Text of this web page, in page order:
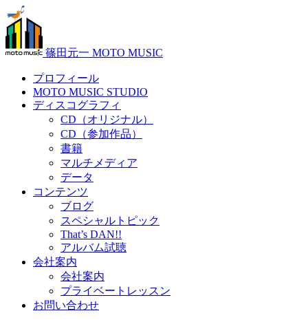
篠田元一 MOTO MUSIC
プロフィール
MOTO MUSIC STUDIO
ディスコグラフィ
CD（オリジナル）
CD（参加作品）
書籍
マルチメディア
データ
コンテンツ
ブログ
スペシャルトピック
That’s DAN!!
アルバム試聴
会社案内
会社案内
プライベートレッスン
お問い合わせ